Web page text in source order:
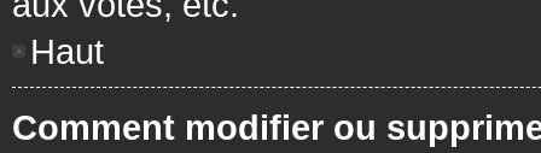
Haut
Comment modifier ou